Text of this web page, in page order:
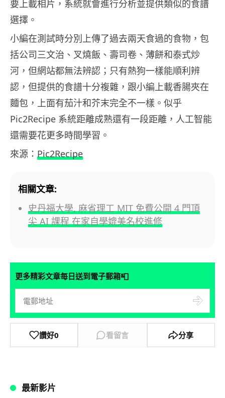
要上載相片，系統就會進行分析並提供類似的食譜
選擇。
小編在測試時分別上傳了過去兩天食過的食物，包
括公司三文治、叉燒飯、壽司卷、薄餅和泰式炒
河，但網站都無法辨認；只有熱狗一樣能順利辨
認，但提供的食譜十分複雜，跟小編上載香腸夾在
麵包，上面有茄汁和芥末完全不一樣。似乎
Pic2Recipe 系統距離成熟還有一段距離，人工智能
還需要花更多時間學習。
來源： Pic2Recipe
相關文章:
史丹福大學, 麻省理工 MIT 免費公開 4 門頂
尖 AI 課程 在家自學媲美名校進修
更多精彩文章每日送到電子郵箱📮
讚好0 看留言 分享
最新影片